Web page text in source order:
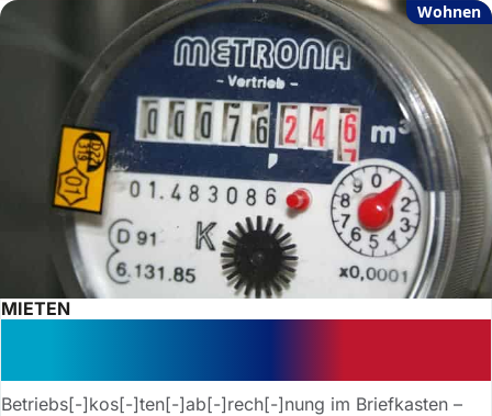
Wohnen
MIETEN
Betriebs[-]kos[-]ten[-]ab[-]rech[-]nung im Briefkasten –